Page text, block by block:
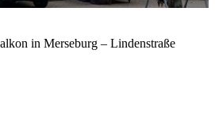
in Merseburg – Lindenstraße